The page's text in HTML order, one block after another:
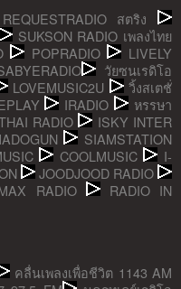
REQUESTRADIO สตริง
SUKSON RADIO เพลงไทย
POPRADIO
LIVELY
วัยซนเรดิโอ
LOVEMUSIC2U
วิ้งสเตชั่
IRADIO
หรรษา
RADIO
ISKY INTER
SIAMSTATION
COOLMUSIC
I-
JOODJOOD RADIO
RADIO
RADIO IN
คลื่นเพลงเพื่อชีวิต 1143 AM